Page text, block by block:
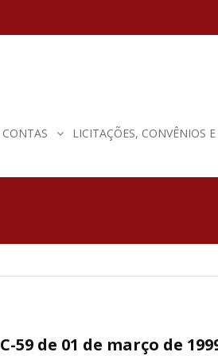
LICITAÇÕES, CONVÊNIOS
59 de 01 de março de